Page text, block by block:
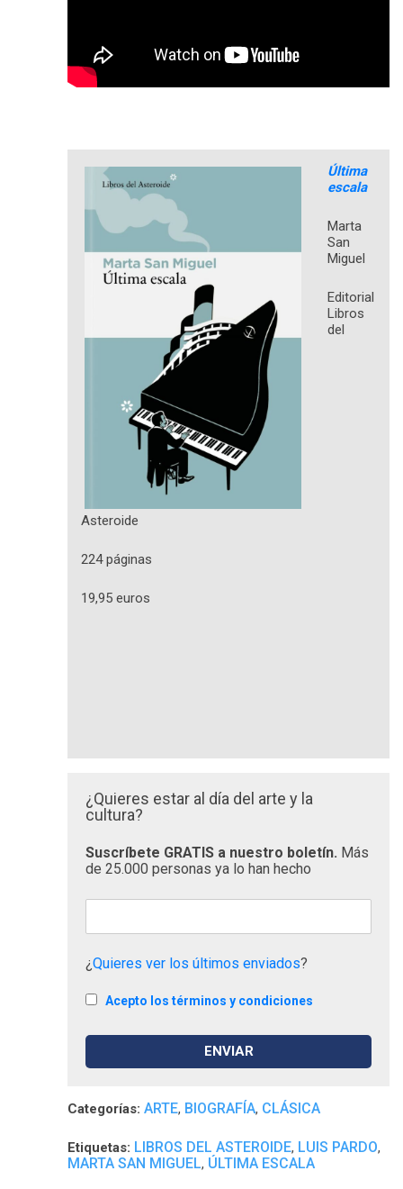
Última
escala
Marta
San
Miguel
Editorial
Libros
del
Asteroide
224 páginas
19,95 euros
¿Quieres estar al día del arte y la
cultura?
Suscríbete GRATIS a nuestro boletín. Más
de 25.000 personas ya lo han hecho
¿Quieres ver los últimos enviados?
Acepto los términos y condiciones
Categorías: ARTE, BIOGRAFÍA, CLÁSICA
Etiquetas: LIBROS DEL ASTEROIDE, LUIS PARDO,
MARTA SAN MIGUEL, ÚLTIMA ESCALA